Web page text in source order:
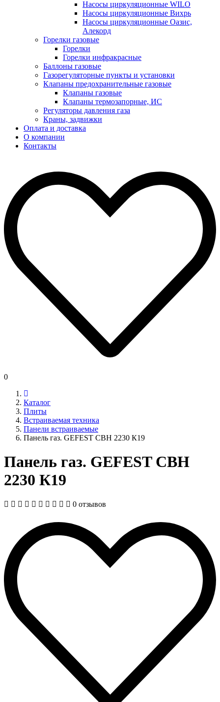
Насосы циркуляционные WILO
Насосы циркуляционные Вихрь
Насосы циркуляционные Оазис,
Алекорд
Горелки газовые
Горелки
Горелки инфракрасные
Баллоны газовые
Газорегуляторные пункты и установки
Клапаны предохранительные газовые
Клапаны газовые
Клапаны термозапорные, ИС
Регуляторы давления газа
Краны, задвижки
Оплата и доставка
О компании
Контакты
0
Каталог
Плиты
Встраиваемая техника
Панели встраиваемые
Панель газ. GEFEST СВН 2230 К19
Панель газ. GEFEST СВН
2230 К19
0 отзывов